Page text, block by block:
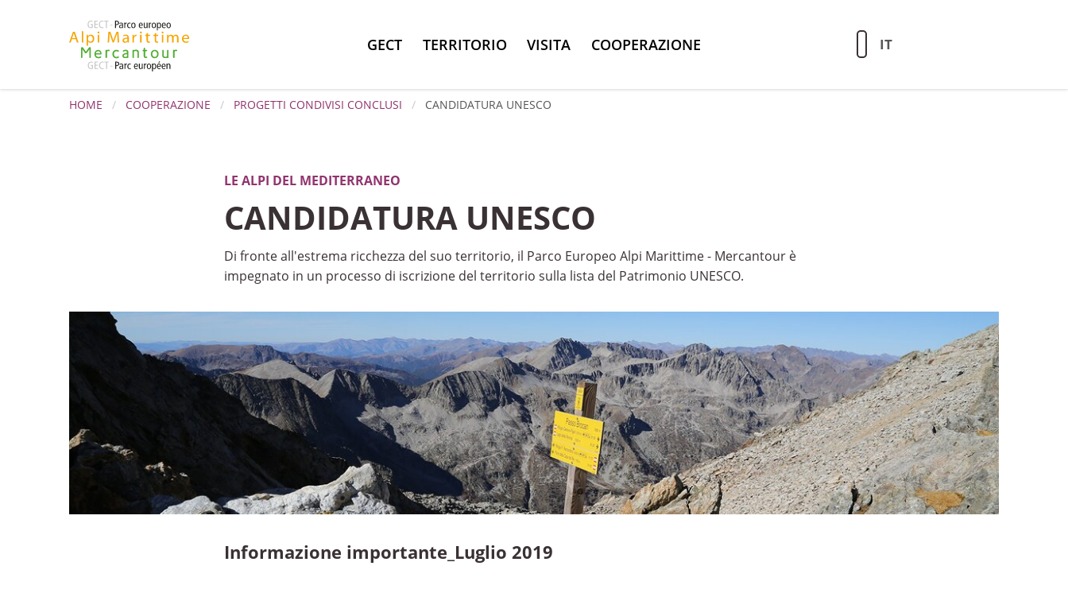
GECT TERRITORIO VISITA COOPERAZIONE IT
HOME COOPERAZIONE PROGETTI CONDIVISI CONCLUSI CANDIDATURA UNESCO
LE ALPI DEL MEDITERRANEO
CANDIDATURA UNESCO
Di fronte all'estrema ricchezza del suo territorio, il Parco Europeo Alpi Marittime - Mercantour è
impegnato in un processo di iscrizione del territorio sulla lista del Patrimonio UNESCO.
Informazione importante_Luglio 2019